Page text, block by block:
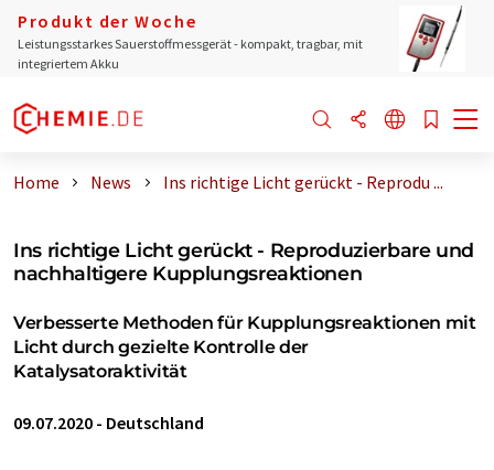
Produkt der Woche
Leistungsstarkes Sauerstoffmessgerät - kompakt, tragbar, mit
integriertem Akku
Home News Ins richtige Licht gerückt - Reprodu ...
Ins richtige Licht gerückt - Reproduzierbare und
nachhaltigere Kupplungsreaktionen
Verbesserte Methoden für Kupplungsreaktionen mit
Licht durch gezielte Kontrolle der
Katalysatoraktivität
09.07.2020 - Deutschland